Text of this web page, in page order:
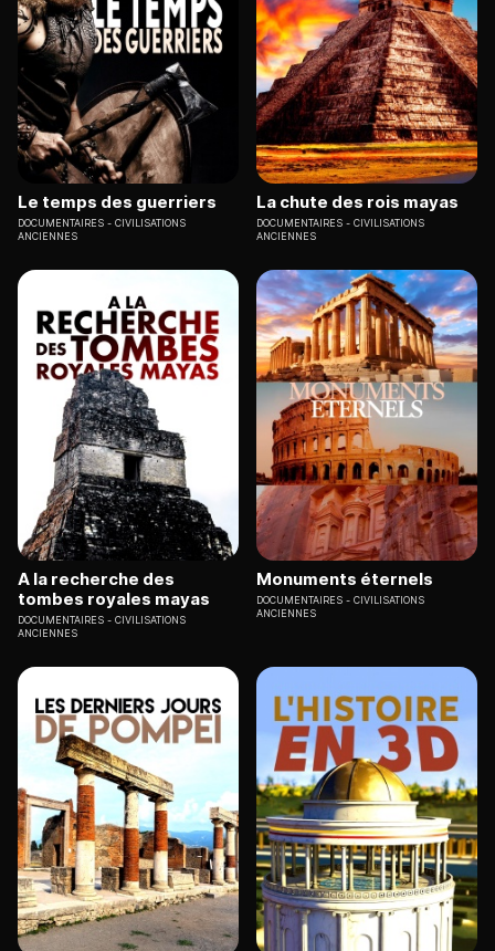
Le temps des guerriers
DOCUMENTAIRES
CIVILISATIONS
ANCIENNES
La chute des rois mayas
DOCUMENTAIRES
CIVILISATIONS
ANCIENNES
A la recherche des
tombes royales mayas
DOCUMENTAIRES
CIVILISATIONS
ANCIENNES
Monuments éternels
DOCUMENTAIRES
CIVILISATIONS
ANCIENNES